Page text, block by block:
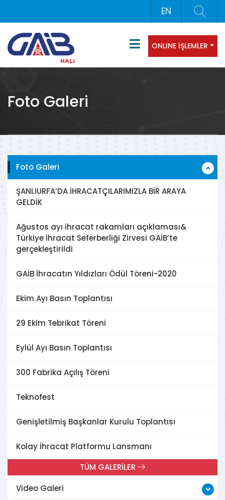
EN
ONLINE İŞLEMLER
Foto Galeri
Foto Galeri
ŞANLIURFA’DA İHRACATÇILARIMIZLA BİR ARAYA
GELDİK
Ağustos ayı ihracat rakamları açıklaması&
Türkiye İhracat Seferberliği Zirvesi GAİB’te
gerçekleştirildi
GAİB İhracatın Yıldızları Ödül Töreni-2020
Ekim Ayı Basın Toplantısı
29 Ekim Tebrikat Töreni
Eylül Ayı Basın Toplantısı
300 Fabrika Açılış Töreni
Teknofest
Genişletilmiş Başkanlar Kurulu Toplantısı
Kolay İhracat Platformu Lansmanı
TÜM GALERİLER
Video Galeri